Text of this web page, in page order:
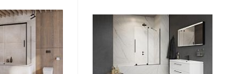
Сравнение
Под заказ
Купить в 1 клик Сравнение
В избранное Под заказ